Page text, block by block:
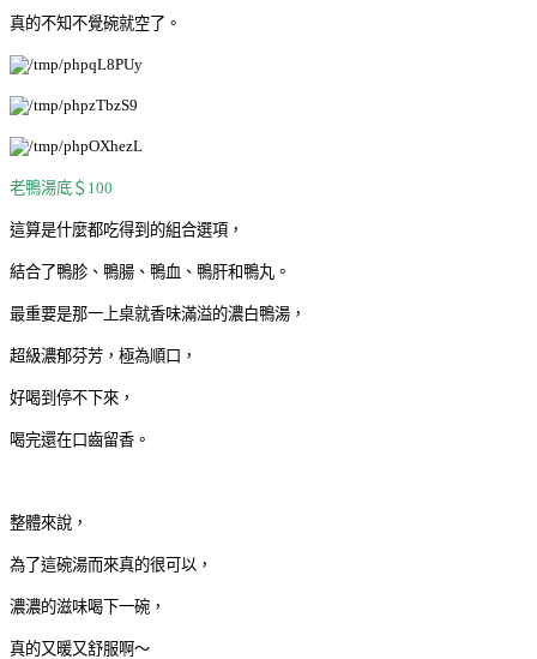
真的不知不覺碗就空了。
老鴨湯底＄100
這算是什麼都吃得到的組合選項，
結合了鴨胗、鴨腸、鴨血、鴨肝和鴨丸。
最重要是那一上桌就香味滿溢的濃白鴨湯，
超級濃郁芬芳，極為順口，
好喝到停不下來，
喝完還在口齒留香。
整體來說，
為了這碗湯而來真的很可以，
濃濃的滋味喝下一碗，
真的又暖又舒服啊～